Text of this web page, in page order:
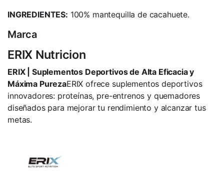
INGREDIENTES: 100% mantequilla de cacahuete.
Marca
ERIX Nutricion
ERIX | Suplementos Deportivos de Alta Eficacia y
Máxima PurezaERIX ofrece suplementos deportivos
innovadores: proteínas, pre-entrenos y quemadores
diseñados para mejorar tu rendimiento y alcanzar tus
metas.